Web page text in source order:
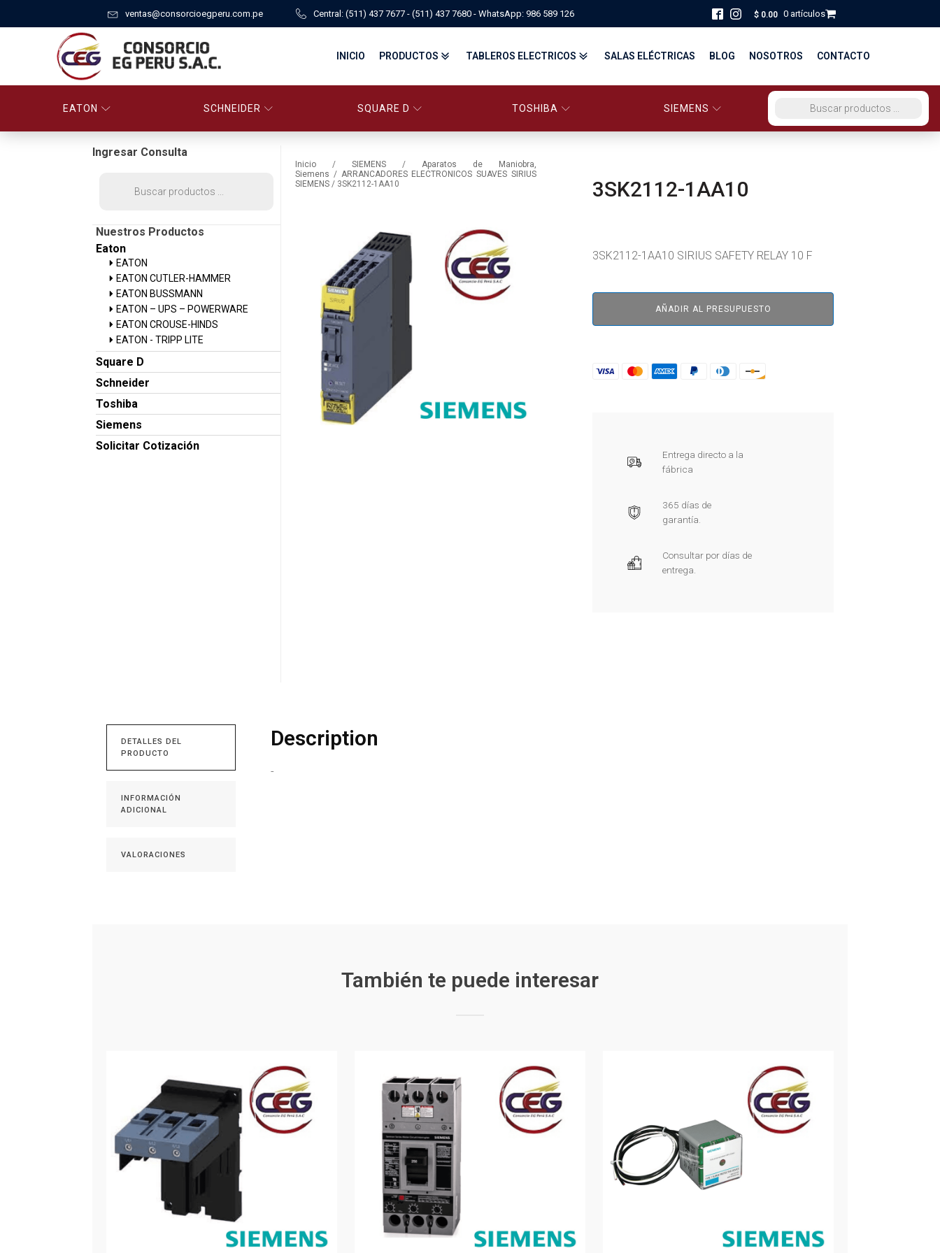
ventas@consorcioegperu.com.pe Central: (511) 437 7677 - (511) 437 7680 - WhatsApp: 986 589 126 $0.00 0 artículos
INICIO PRODUCTOS
INTERRUPTORES TERMOMAGNÉTICOS
MANDO, SEÑALIZACIÓN Y CONTROL
TABLEROS ELECTRICOS
PANELBOARD, TABLEROS ELÉCTRICOS DISTRIBUCIÓN Y FUERZA
SALAS ELÉCTRICAS BLOG NOSOTROS CONTACTO
EATON SCHNEIDER SQUARE D TOSHIBA SIEMENS BÚSQUEDA DE PRODUCTOS
Ingresar Consulta
Nuestros Productos
Eaton
EATON
EATON CUTLER-HAMMER
EATON BUSSMANN
EATON – UPS – POWERWARE
EATON CROUSE-HINDS
EATON - TRIPP LITE
Square D
Schneider
Toshiba
Siemens
Solicitar Cotización
Inicio / SIEMENS / Aparatos de Maniobra,
Siemens / ARRANCADORES ELECTRONICOS SUAVES SIRIUS
SIEMENS / 3SK2112-1AA10 3SK2112-1AA10
3SK2112-1AA10 SIRIUS SAFETY RELAY 10 F
AÑADIR AL PRESUPUESTO
Entrega directo a la
fábrica
365 días de
garantía.
Consultar por días de
entrega.
DETALLES DEL
PRODUCTO
INFORMACIÓN
ADICIONAL
VALORACIONES
Description
-
También te puede interesar